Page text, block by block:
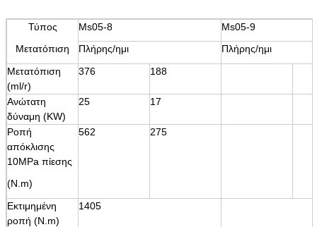
Τύπος
Μετατόπιση
Ms05-8
Ms05-9
Πλήρης/ημι
Πλήρης/ημι
Μετατόπιση
(ml/r)
376 188
Ανώτατη
δύναμη (KW)
25 17
Ροπή
απόκλισης
10MPa πίεσης
(N.m)
562 275
Εκτιμημένη
ροπή (N.m)
1405